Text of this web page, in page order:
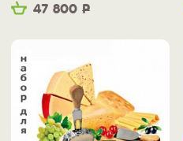
47 800 Р